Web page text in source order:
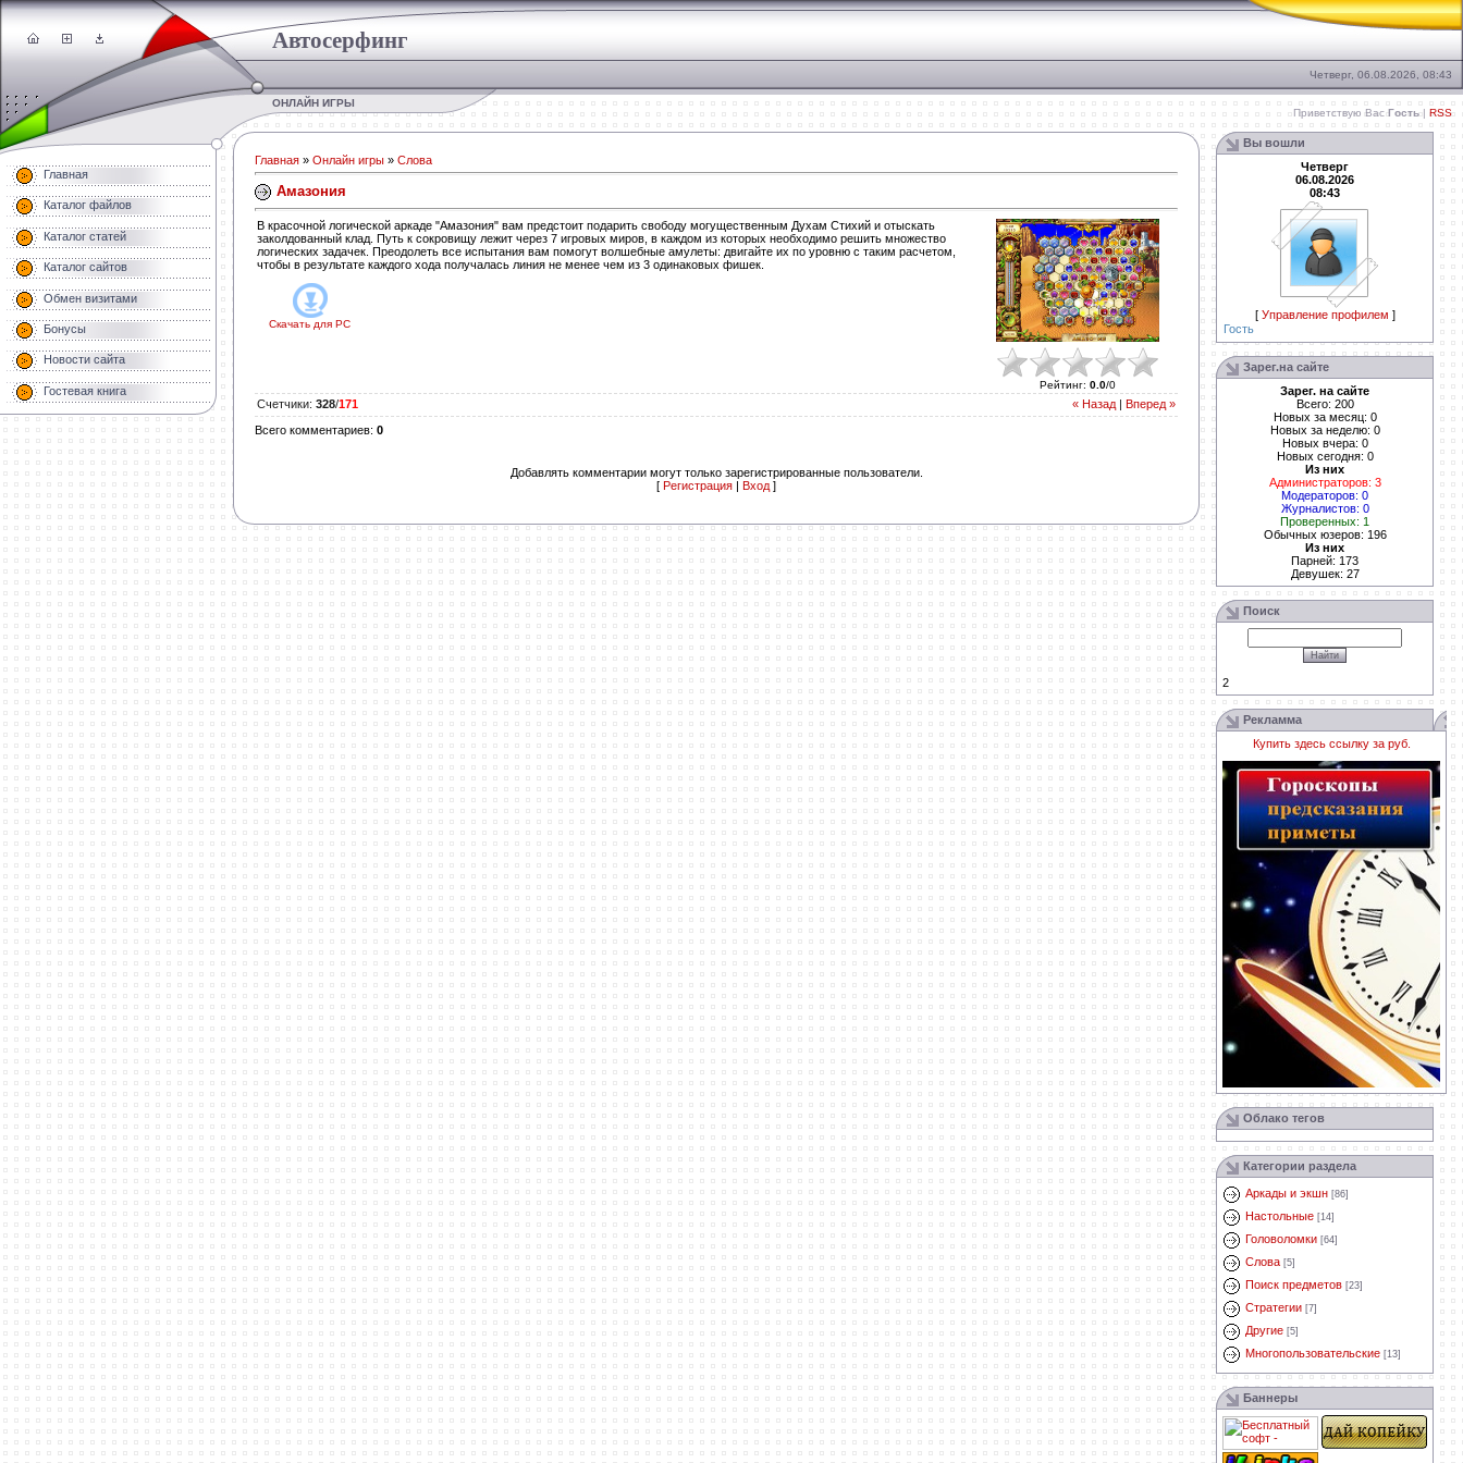
Автосерфинг
Четверг, 06.08.2026, 08:43
ОНЛАЙН ИГРЫ
Приветствую Вас Гость | RSS
Главная
Каталог файлов
Каталог статей
Каталог сайтов
Обмен визитами
Бонусы
Новости сайта
Гостевая книга
Главная » Онлайн игры » Слова
Амазония
В красочной логической аркаде "Амазония" вам предстоит подарить свободу могущественным Духам Стихий и отыскать
заколдованный клад. Путь к сокровищу лежит через 7 игровых миров, в каждом из которых необходимо решить множество
логических задачек. Преодолеть все испытания вам помогут волшебные амулеты: двигайте их по уровню с таким расчетом,
чтобы в результате каждого хода получалась линия не менее чем из 3 одинаковых фишек.
Скачать для PC
Рейтинг: 0.0/0
« Назад Вперед »
Счетчики: 328/171
Всего комментариев: 0
Добавлять комментарии могут только зарегистрированные пользователи.
[ Регистрация Вход ]
Вы вошли
Четверг
06.08.2026
08:43
[ Управление профилем ]
Гость
Зарег.на сайте
Зарег. на сайте
Всего: 200
Новых за месяц: 0
Новых за неделю: 0
Новых вчера: 0
Новых сегодня: 0
Из них
Администраторов: 3
Модераторов: 0
Журналистов: 0
Проверенных: 1
Обычных юзеров: 196
Из них
Парней: 173
Девушек: 27
Поиск
2
Рекламма
Купить здесь ссылку за руб.
Облако тегов
Категории раздела
Аркады и экшн [86]
Настольные [14]
Головоломки [64]
Слова [5]
Поиск предметов [23]
Стратегии [7]
Другие [5]
Многопользовательские [13]
Баннеры